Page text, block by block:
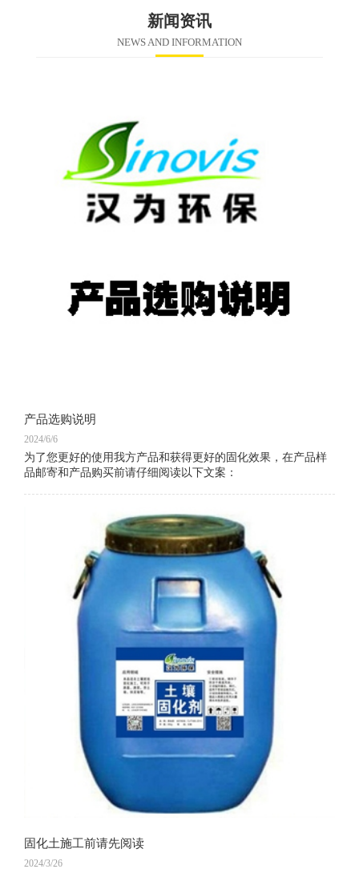
新闻资讯
NEWS AND INFORMATION
产品选购说明
2024/6/6
为了您更好的使用我方产品和获得更好的固化效果，在产品样
品邮寄和产品购买前请仔细阅读以下文案：
固化土施工前请先阅读
2024/3/26